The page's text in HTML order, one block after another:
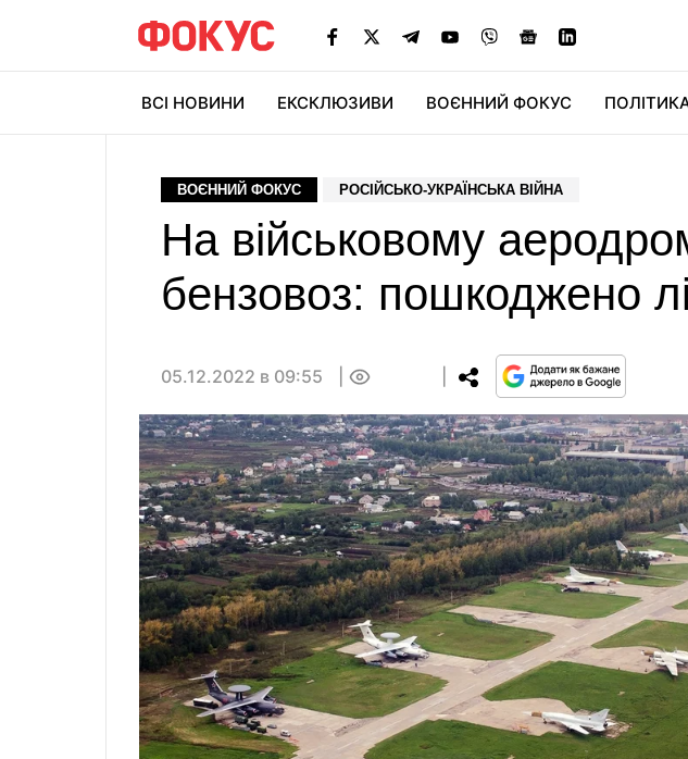
ВСІ НОВИНИ ЕКСКЛЮЗИВИ ВОЄННИЙ ФОКУС
ВОЄННИЙ ФОКУС РОСІЙСЬКО-УКРАЇНСЬКА ВІЙНА
На військовому
бензовоз: пошкоджено
05.12.2022 в 09:55